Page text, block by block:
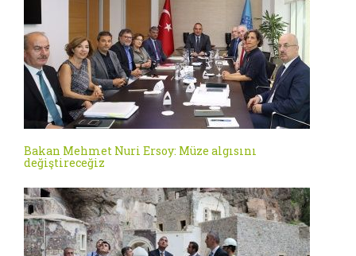
Bakan Mehmet Nuri Ersoy: Müze algısını
değiştireceğiz